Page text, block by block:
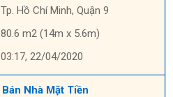
Tp. Hồ Chí Minh, Quận 9
80.6 m2 (14m x 5.6m)
03:17, 22/04/2020
Bán Nhà Mặt Tiền